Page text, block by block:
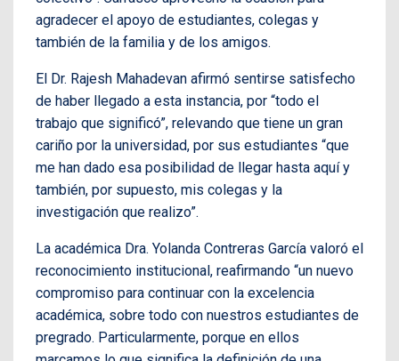
agradecer el apoyo de estudiantes, colegas y
también de la familia y de los amigos.
El Dr. Rajesh Mahadevan afirmó sentirse satisfecho
de haber llegado a esta instancia, por “todo el
trabajo que significó”, relevando que tiene un gran
cariño por la universidad, por sus estudiantes “que
me han dado esa posibilidad de llegar hasta aquí y
también, por supuesto, mis colegas y la
investigación que realizo”.
La académica Dra. Yolanda Contreras García valoró el
reconocimiento institucional, reafirmando “un nuevo
compromiso para continuar con la excelencia
académica, sobre todo con nuestros estudiantes de
pregrado. Particularmente, porque en ellos